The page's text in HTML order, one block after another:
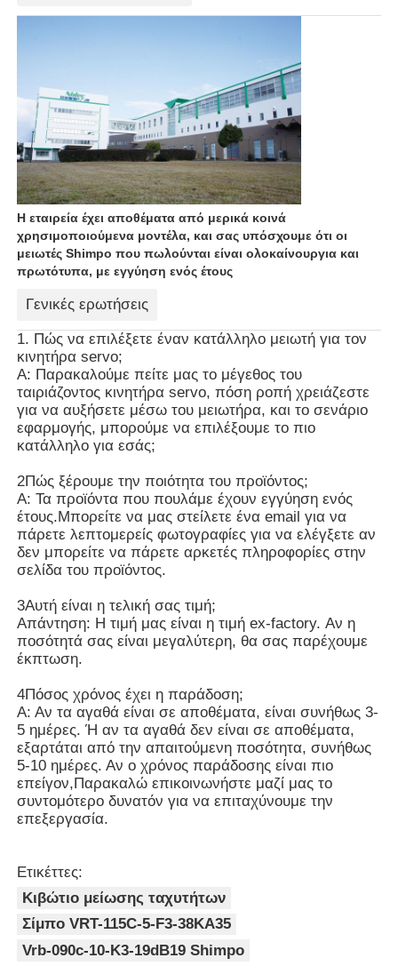
Η εταιρεία έχει αποθέματα από μερικά κοινά
χρησιμοποιούμενα μοντέλα, και σας υπόσχουμε ότι οι
μειωτές Shimpo που πωλούνται είναι ολοκαίνουργια και
πρωτότυπα, με εγγύηση ενός έτους
Γενικές ερωτήσεις
1. Πώς να επιλέξετε έναν κατάλληλο μειωτή για τον
κινητήρα servo;
Α: Παρακαλούμε πείτε μας το μέγεθος του
ταιριάζοντος κινητήρα servo, πόση ροπή χρειάζεστε
για να αυξήσετε μέσω του μειωτήρα, και το σενάριο
εφαρμογής, μπορούμε να επιλέξουμε το πιο
κατάλληλο για εσάς;
2Πώς ξέρουμε την ποιότητα του προϊόντος;
Α: Τα προϊόντα που πουλάμε έχουν εγγύηση ενός
έτους.Μπορείτε να μας στείλετε ένα email για να
πάρετε λεπτομερείς φωτογραφίες για να ελέγξετε αν
δεν μπορείτε να πάρετε αρκετές πληροφορίες στην
σελίδα του προϊόντος.
3Αυτή είναι η τελική σας τιμή;
Απάντηση: Η τιμή μας είναι η τιμή ex-factory. Αν η
ποσότητά σας είναι μεγαλύτερη, θα σας παρέχουμε
έκπτωση.
4Πόσος χρόνος έχει η παράδοση;
Α: Αν τα αγαθά είναι σε αποθέματα, είναι συνήθως 3-
5 ημέρες. Ή αν τα αγαθά δεν είναι σε αποθέματα,
εξαρτάται από την απαιτούμενη ποσότητα, συνήθως
5-10 ημέρες. Αν ο χρόνος παράδοσης είναι πιο
επείγον,Παρακαλώ επικοινωνήστε μαζί μας το
συντομότερο δυνατόν για να επιταχύνουμε την
επεξεργασία.
Ετικέττες:
Κιβώτιο μείωσης ταχυτήτων
Σίμπο VRT-115C-5-F3-38KA35
Vrb-090c-10-K3-19dB19 Shimpo